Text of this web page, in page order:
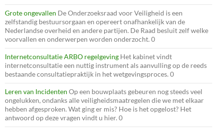
Grote ongevallen De Onderzoeksraad voor Veiligheid is een
zelfstandig bestuursorgaan en opereert onafhankelijk van de
Nederlandse overheid en andere partijen. De Raad besluit zelf welke
voorvallen en onderwerpen worden onderzocht. 0
Internetconsultatie ARBO regelgeving Het kabinet vindt
internetconsultatie een nuttig instrument als aanvulling op de reeds
bestaande consultatiepraktijk in het wetgevingsproces. 0
Leren van Incidenten Op een bouwplaats gebeuren nog steeds veel
ongelukken, ondanks alle veiligheidsmaatregelen die we met elkaar
hebben afgesproken. Wat ging er mis? Hoe is het opgelost? Het
antwoord op deze vragen vindt u hier. 0